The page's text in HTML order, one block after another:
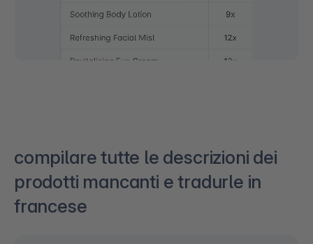
compilare tutte le descrizioni dei
prodotti mancanti e tradurle in
francese